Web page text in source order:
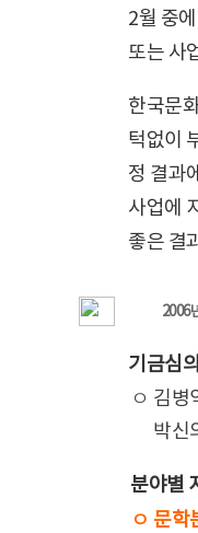
2월 중
또는 사
한국문
턱없이
정 결과
사업에
좋은 결
2006
기금심
ㅇ 김
박신
분야별
ㅇ 문학